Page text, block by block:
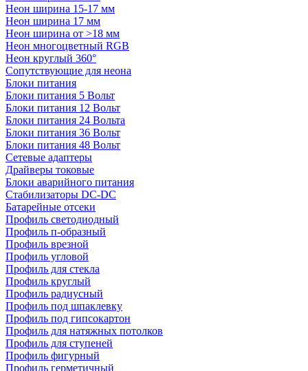
Неон ширина 15-17 мм
Неон ширина 17 мм
Неон ширина от >18 мм
Неон многоцветный RGB
Неон круглый 360°
Сопутствующие для неона
Блоки питания
Блоки питания 5 Вольт
Блоки питания 12 Вольт
Блоки питания 24 Вольта
Блоки питания 36 Вольт
Блоки питания 48 Вольт
Сетевые адаптеры
Драйверы токовые
Блоки аварийного питания
Стабилизаторы DC-DC
Батарейные отсеки
Профиль светодиодный
Профиль п-образный
Профиль врезной
Профиль угловой
Профиль для стекла
Профиль круглый
Профиль радиусный
Профиль под шпаклевку
Профиль под гипсокартон
Профиль для натяжных потолков
Профиль для ступеней
Профиль фигурный
Профиль герметичный